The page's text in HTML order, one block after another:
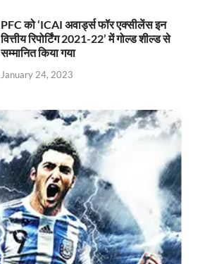
PFC को ‘ICAI अवार्ड्स फॉर एक्सीलेंस इन
वित्तीय रिपोर्टिंग 2021-22’ में गोल्ड शील्ड से
सम्मानित किया गया
January 24, 2023